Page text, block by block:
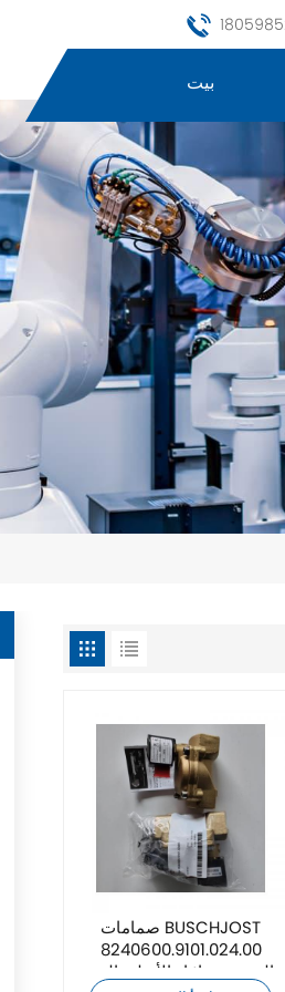
بيت
صمامات BUSCHJOST
8240600.9101.024.00
الجديدة تمامًا والأصلية التي